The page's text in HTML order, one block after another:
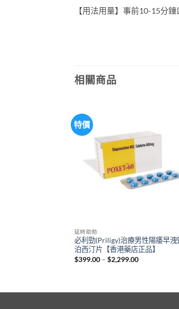
【用法用量】事前10-15分
相關商品
特價
延時助勃
必利勁(Priligy)治療男性陽痿早洩
泊西汀片【香港藥店正品】
$399.00 – $2,299.00Price